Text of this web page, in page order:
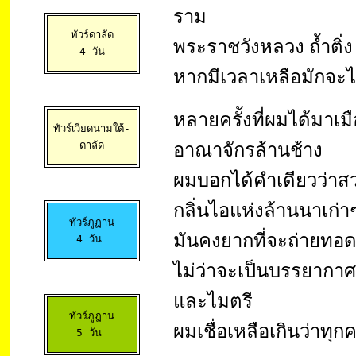
ทัวร์ดาลัด
4 วัน
ทัวร์เวียดนามใต้-
ดาลัด
ทัวร์ภูฏาน
4 วัน
ทัวร์ภูฎาน
5 วัน
ราม
พระราชวังหลวง ถ้ำติ่
หากมีเวลาเหลือมักจ
หลายครั้งที่ผมได้มาเ
อาณาจักรล้านช้าง
ผมบอกได้คำเดียวว่า
กลิ่นไอแห่งล้านนาเก่
มันคงยากที่จะถ่ายทอ
ไม่ว่าจะเป็นบรรยากา
และไมตรี
ผมเชื่อเหลือเกินว่าทุ